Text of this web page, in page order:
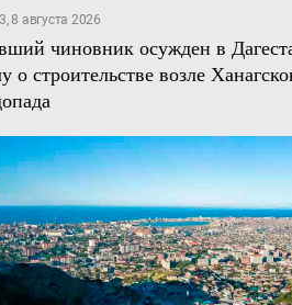
8 августа 2026
чиновник осужден в
о строительстве возле